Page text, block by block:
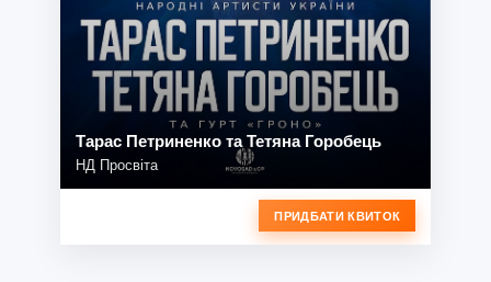
Тарас Петриненко та Тетяна Горобець
НД Просвіта
ПРИДБАТИ КВИТОК